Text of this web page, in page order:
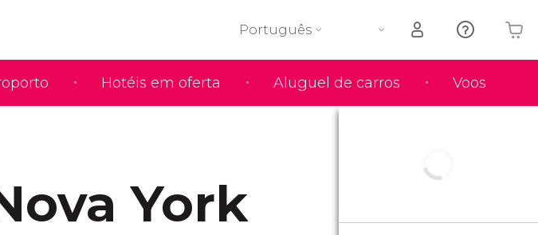
Hotéis em oferta Aluguel de carros Voos
Português
O seu carrinho está vazio
York